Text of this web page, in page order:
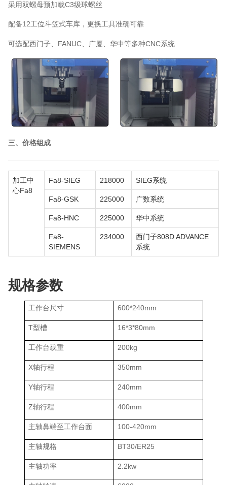
采用双螺母预加载C3级球螺丝
配备12工位斗笠式车库，更换工具准确可靠
可选配西门子、FANUC、广厦、华中等多种CNC系统
三、价格组成
加工中
心Fa8
Fa8-SIEG 218000 SIEG系统
Fa8-GSK 225000 广数系统
Fa8-HNC 225000 华中系统
Fa8-
SIEMENS
234000
西门子808D ADVANCE
系统
规格参数
工作台尺寸 600*240mm
T型槽 16*3*80mm
工作台载重 200kg
X轴行程 350mm
Y轴行程 240mm
Z轴行程 400mm
主轴鼻端至工作台面 100-420mm
主轴规格 BT30/ER25
主轴功率 2.2kw